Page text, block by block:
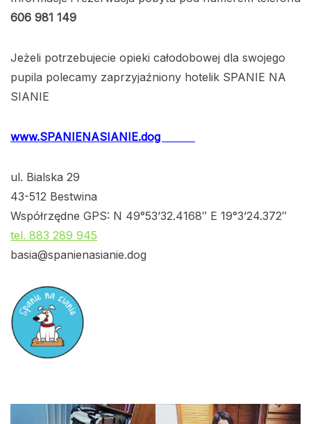
606 981 149
Jeżeli potrzebujecie opieki całodobowej dla swojego
pupila polecamy zaprzyjaźniony hotelik SPANIE NA
SIANIE
www.SPANIENASIANIE.dog
ul. Bialska 29
43-512 Bestwina
Współrzędne GPS: N 49°53’32.4168″ E 19°3’24.372″
tel. 883 289 945
basia@spanienasianie.dog